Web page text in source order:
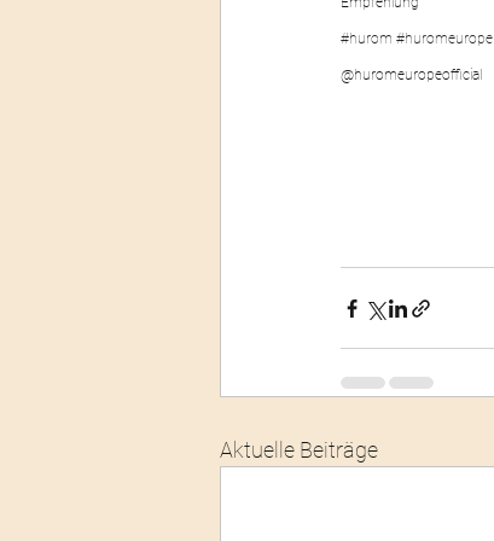
#hurom #huromeurope
@huromeuropeofficial
Aktuelle Beiträge